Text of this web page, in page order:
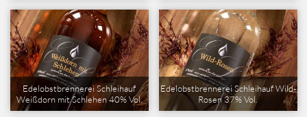
Edelobstbrennerei Schleihauf
Weißdorn mit Schlehen 40% Vol.
Edelobstbrennerei Schleihauf Wild-
Rosen 37% Vol.